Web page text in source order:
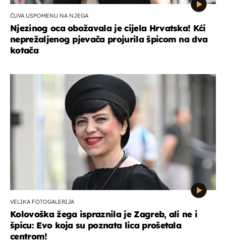
ČUVA USPOMENU NA NJEGA
Njezinog oca obožavala je cijela Hrvatska! Kći
neprežaljenog pjevača projurila špicom na dva
kotača
VELIKA FOTOGALERIJA
Kolovoška žega ispraznila je Zagreb, ali ne i
špicu: Evo koja su poznata lica prošetala
centrom!